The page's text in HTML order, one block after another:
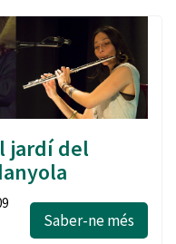
jardí del
Saber-ne més